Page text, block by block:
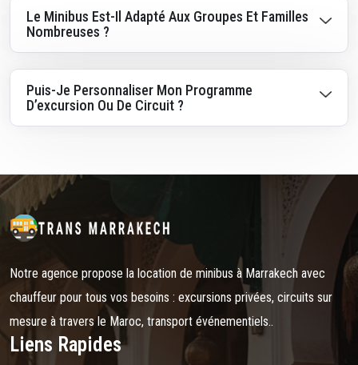
Le Minibus Est-Il Adapté Aux Groupes Et Familles
Nombreuses ?
Puis-Je Personnaliser Mon Programme
D’excursion Ou De Circuit ?
Notre agence propose la location de minibus à Marrakech avec
chauffeur pour tous vos besoins : excursions privées, circuits sur
mesure à travers le Maroc, transport événementiels..
Liens Rapides